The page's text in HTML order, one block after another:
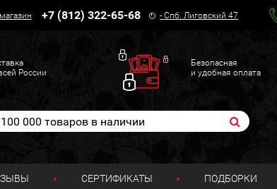
+7 (812) 322-65-68 -Спб. Лиговский 47
России
Безопасная
и удобная оплата
СЕРТИФИКАТЫ ПОДБОРКИ